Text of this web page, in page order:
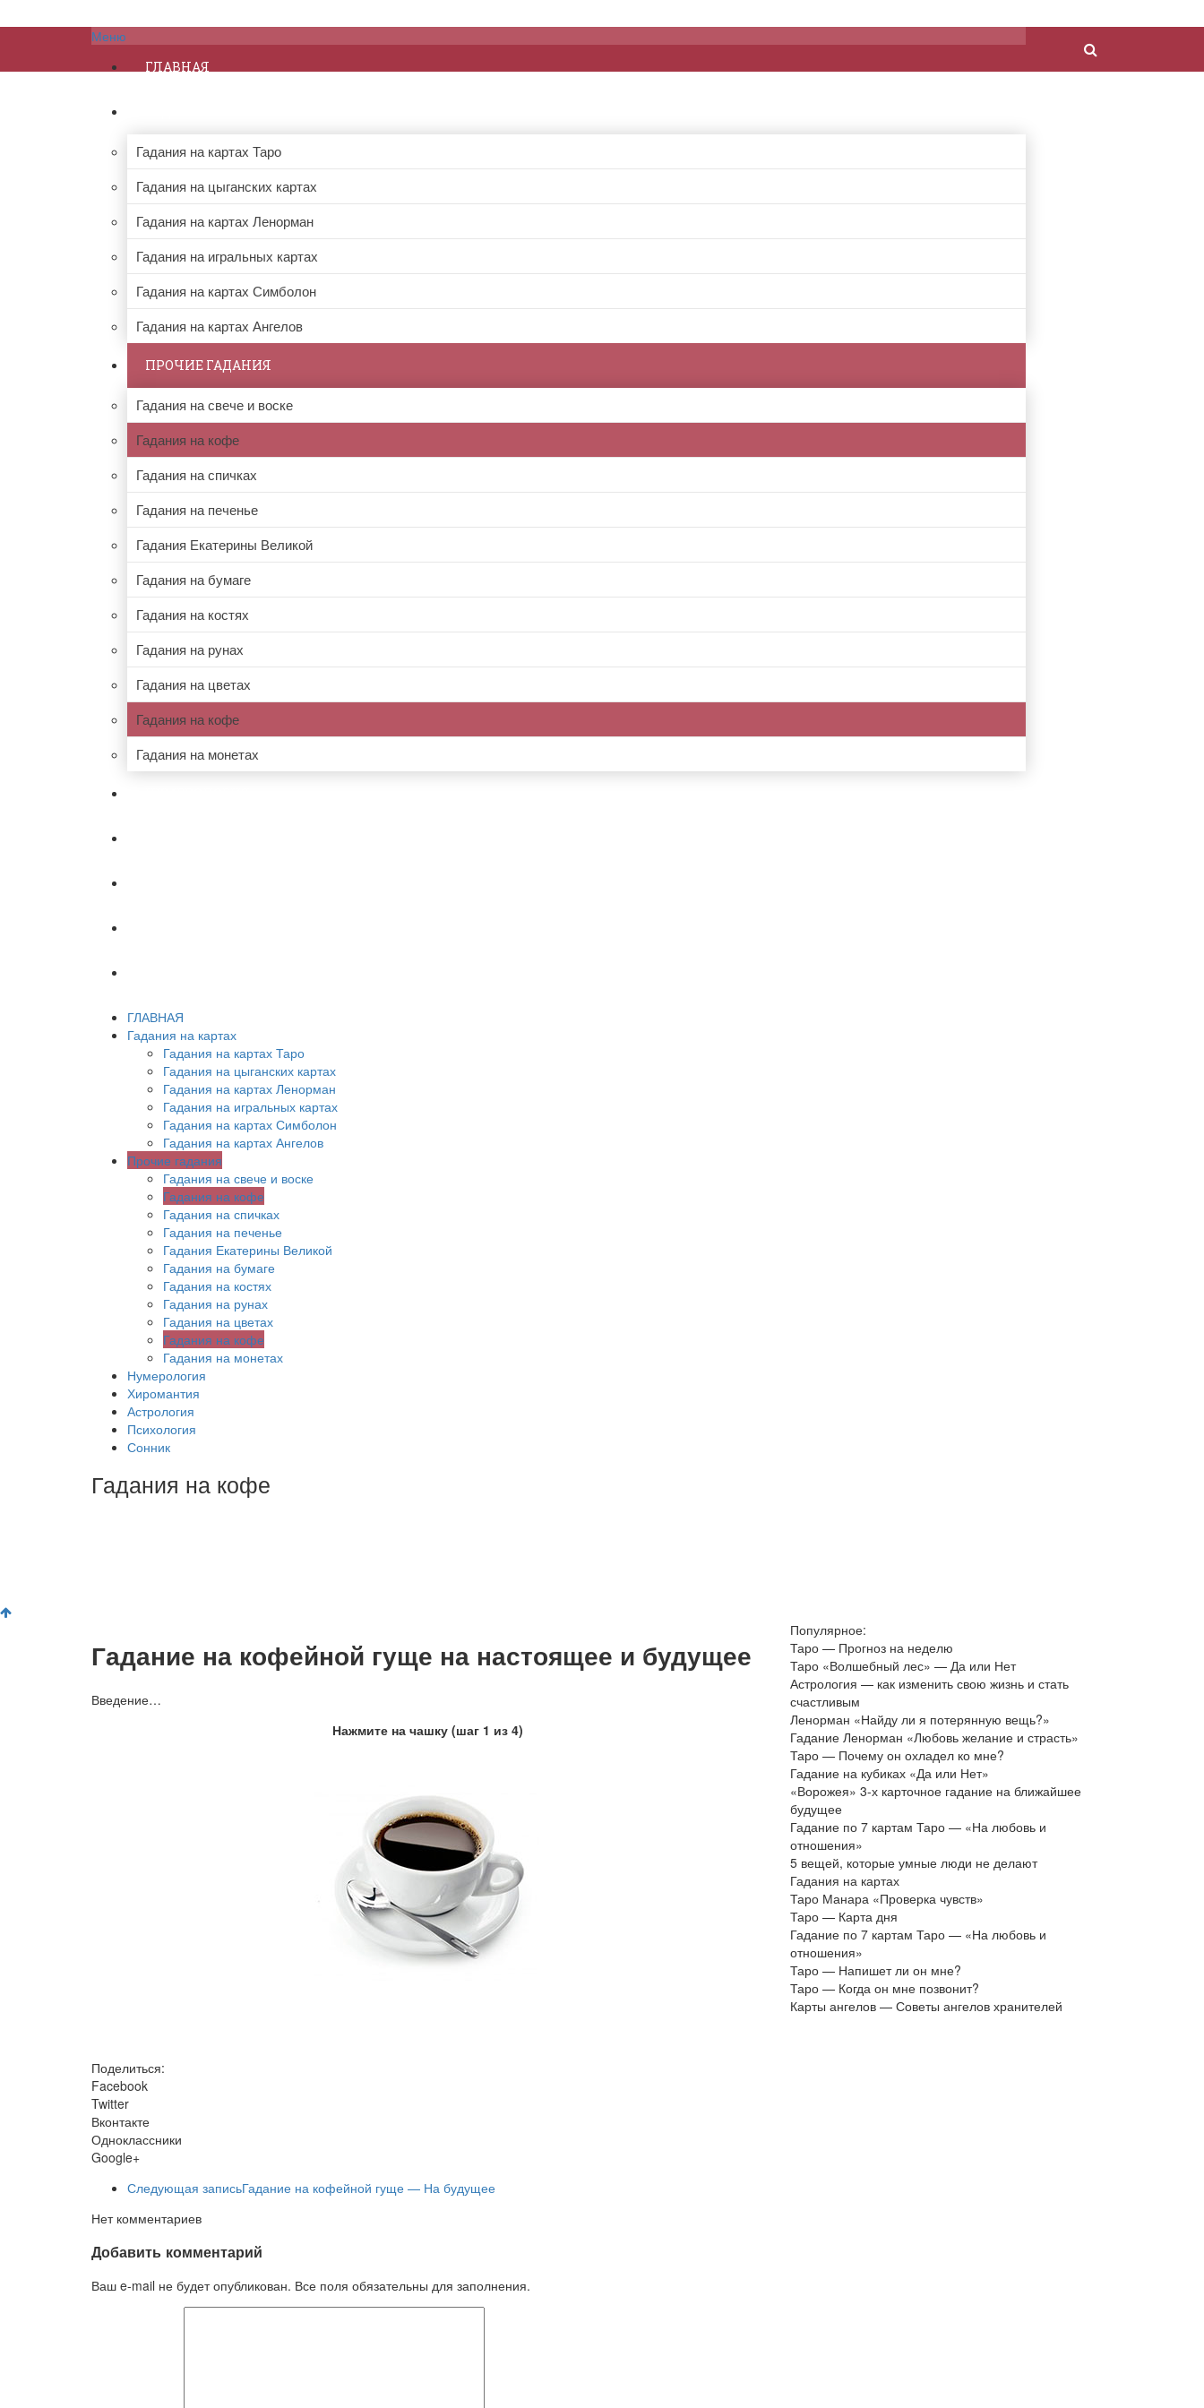
Меню
ГЛАВНАЯ
Гадания на картах Таро
Гадания на цыганских картах
Гадания на картах Ленорман
Гадания на игральных картах
Гадания на картах Симболон
Гадания на картах Ангелов
ПРОЧИЕ ГАДАНИЯ
Гадания на свече и воске
Гадания на кофе
Гадания на спичках
Гадания на печенье
Гадания Екатерины Великой
Гадания на бумаге
Гадания на костях
Гадания на рунах
Гадания на цветах
Гадания на кофе
Гадания на монетах
ГЛАВНАЯ
Гадания на картах
Гадания на картах Таро
Гадания на цыганских картах
Гадания на картах Ленорман
Гадания на игральных картах
Гадания на картах Симболон
Гадания на картах Ангелов
Прочие гадания
Гадания на свече и воске
Гадания на кофе
Гадания на спичках
Гадания на печенье
Гадания Екатерины Великой
Гадания на бумаге
Гадания на костях
Гадания на рунах
Гадания на цветах
Гадания на кофе
Гадания на монетах
Нумерология
Хиромантия
Астрология
Психология
Сонник
Гадания на кофе
Гадание на кофейной гуще на настоящее и будущее
Введение…
Нажмите на чашку (шаг 1 из 4)
Поделиться:
Facebook
Twitter
Вконтакте
Одноклассники
Google+
Следующая записьГадание на кофейной гуще — На будущее
Нет комментариев
Добавить комментарий
Ваш e-mail не будет опубликован. Все поля обязательны для заполнения.
Популярное:
Таро — Прогноз на неделю
Таро «Волшебный лес» — Да или Нет
Астрология — как изменить свою жизнь и стать
счастливым
Ленорман «Найду ли я потерянную вещь?»
Гадание Ленорман «Любовь желание и страсть»
Таро — Почему он охладел ко мне?
Гадание на кубиках «Да или Нет»
«Ворожея» 3-х карточное гадание на ближайшее
будущее
Гадание по 7 картам Таро — «На любовь и
отношения»
5 вещей, которые умные люди не делают
Гадания на картах
Таро Манара «Проверка чувств»
Таро — Карта дня
Гадание по 7 картам Таро — «На любовь и
отношения»
Таро — Напишет ли он мне?
Таро — Когда он мне позвонит?
Карты ангелов — Советы ангелов хранителей